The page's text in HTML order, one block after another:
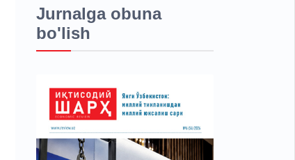
Jurnalga obuna
bo'lish